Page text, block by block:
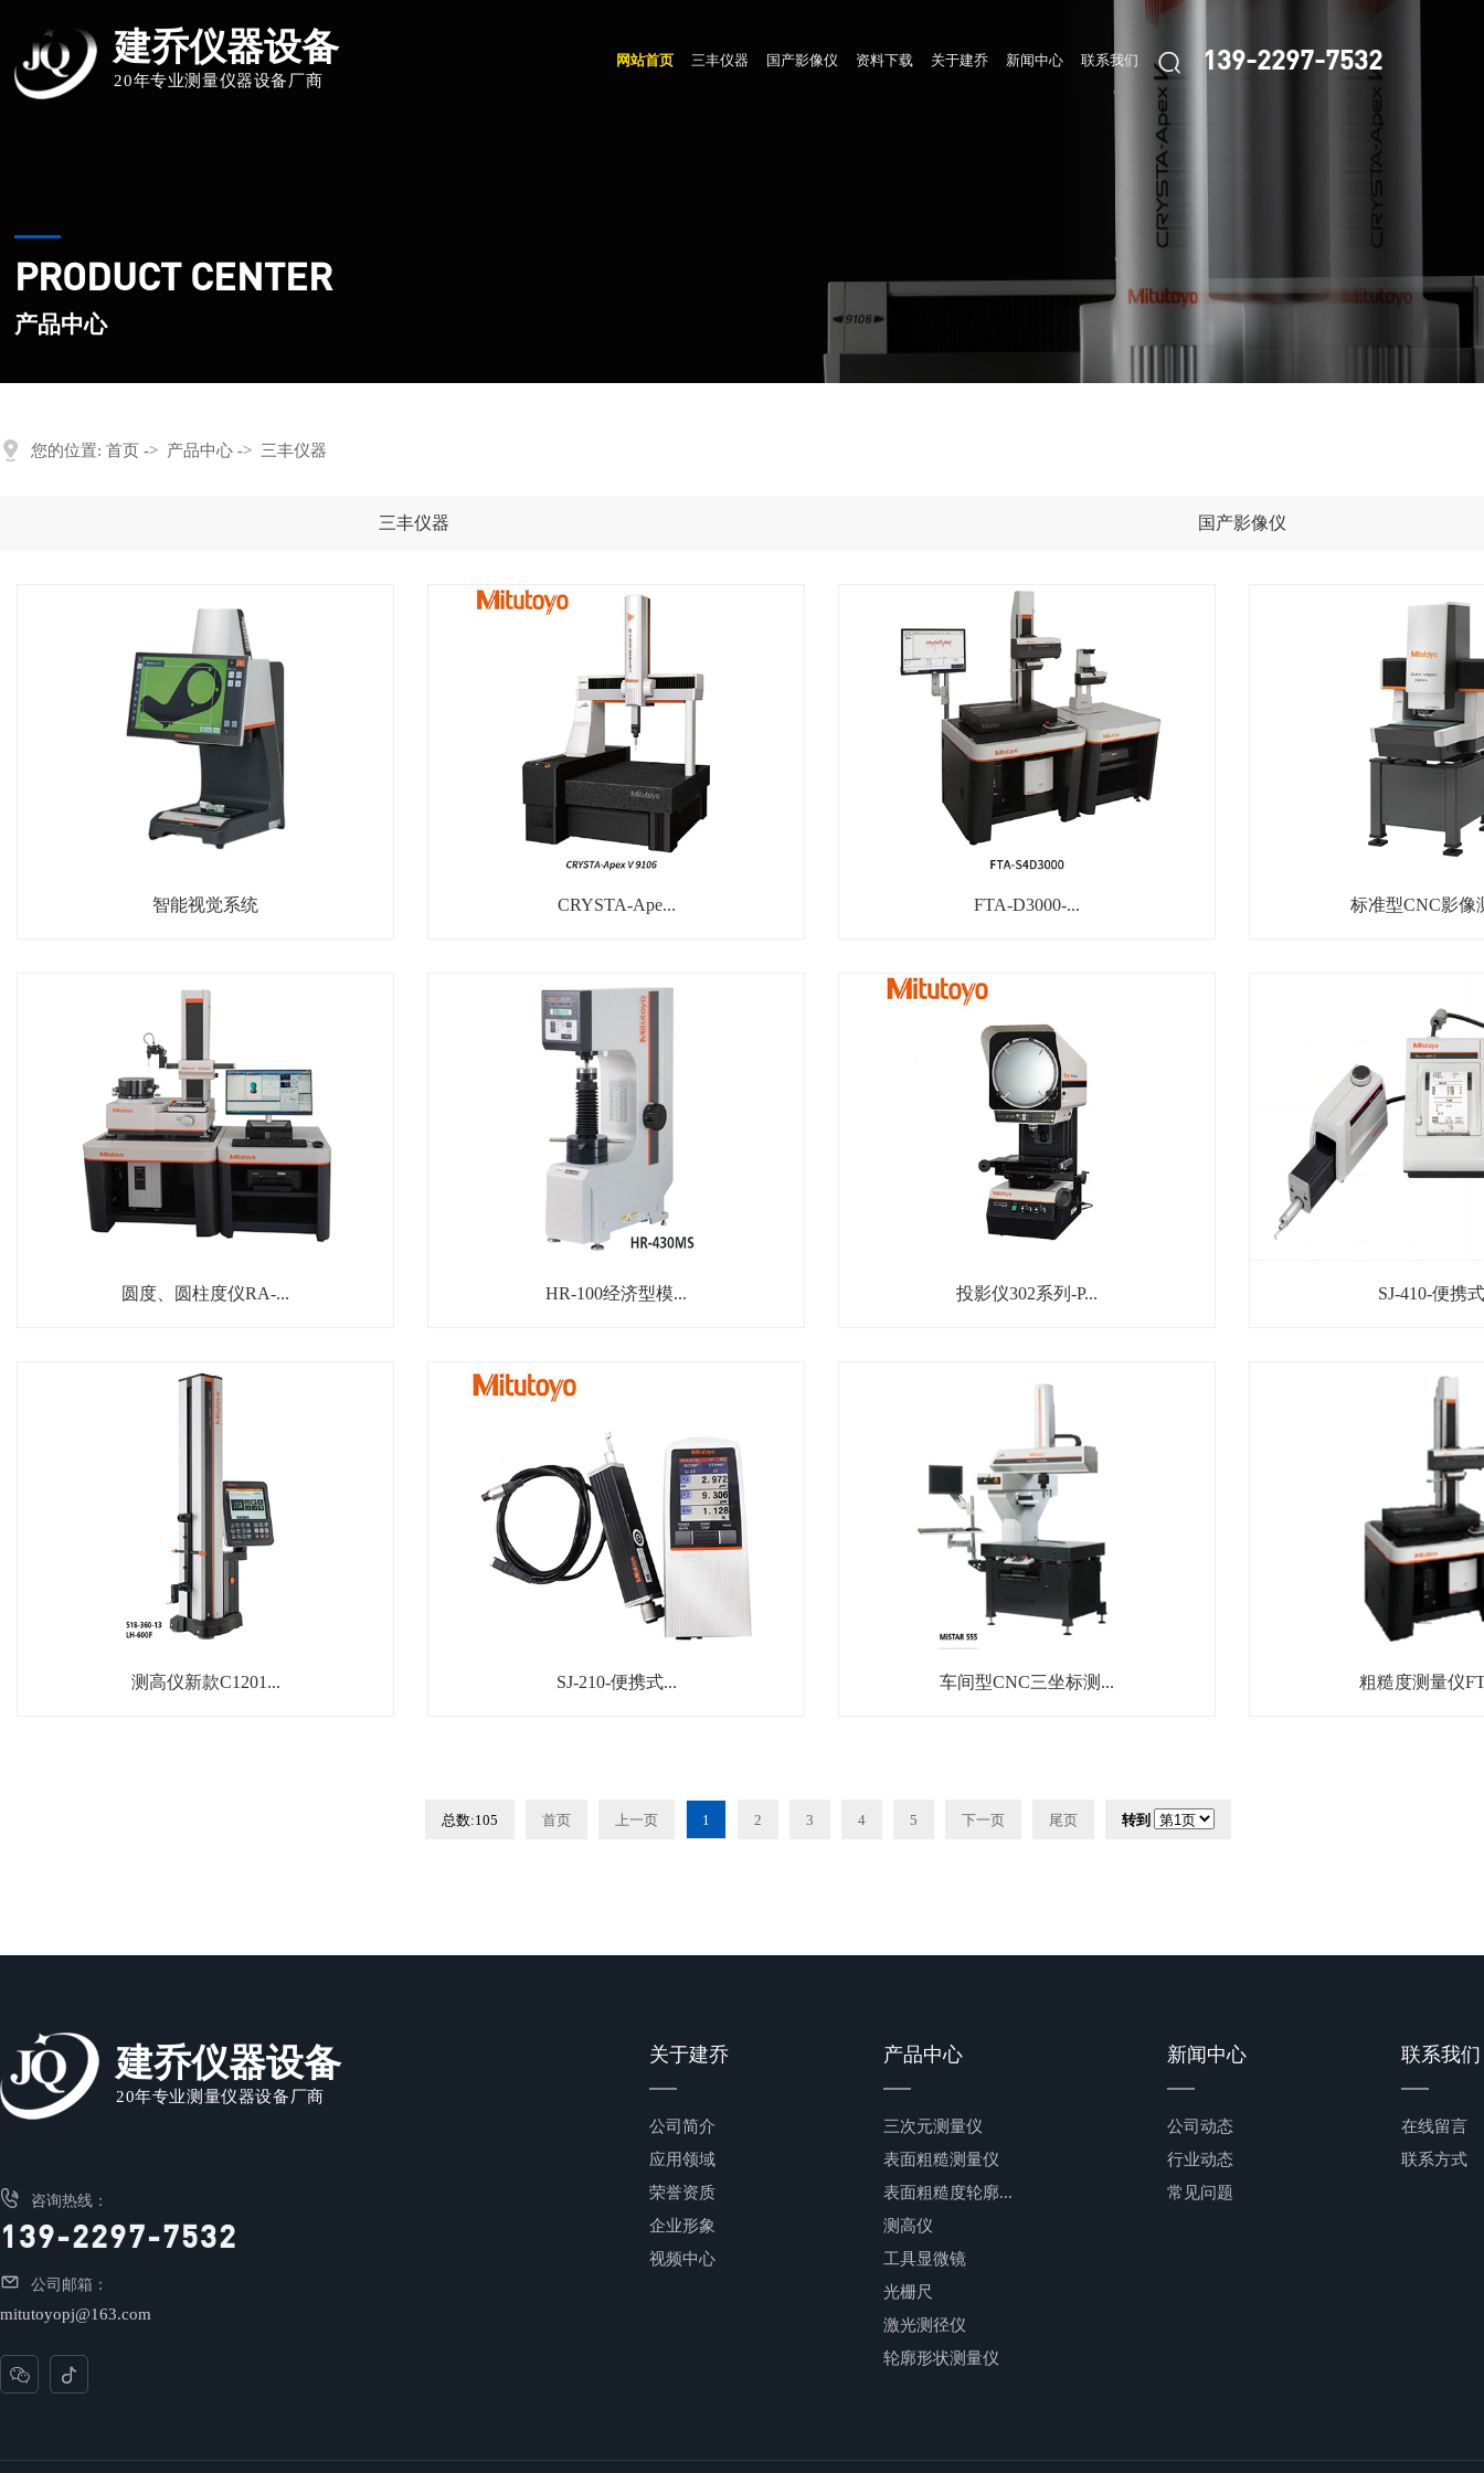
建乔仪器设备
20年专业测量仪器设备厂商
网站首页 三丰仪器 国产影像仪 资料下载 关于建乔 新闻中心 联系我们  139-2297-7532
PRODUCT CENTER
产品中心
您的位置: 首页 -> 产品中心 -> 三丰仪器
三丰仪器 国产影像仪
智能视觉系统 CRYSTA-Ape... FTA-D3000-... 标准型CNC影像
圆度、圆柱度仪RA-... HR-100经济型模... 投影仪302系列-P... SJ-410-便携
测高仪新款C1201... SJ-210-便携式... 车间型CNC三坐标测... 粗糙度测量仪
总数:105 首页 上一页 1 2 3 4 5 下一页 尾页 转到
建乔仪器设备
20年专业测量仪器设备厂商
 咨询热线：
139-2297-7532
 公司邮箱：
mitutoyopj@163.com
 
关于建乔
公司简介
应用领域
荣誉资质
企业形象
视频中心
产品中心
三次元测量仪
表面粗糙测量仪
表面粗糙度轮廓...
测高仪
工具显微镜
光栅尺
激光测径仪
轮廓形状测量仪
新闻中心
公司动态
行业动态
常见问题
联系我们
在线留言
联系方式